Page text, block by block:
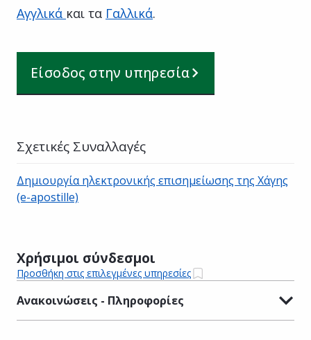
Αγγλικά και τα Γαλλικά.
Είσοδος στην υπηρεσία
Χρήσιμοι σύνδεσμοι
Προσθήκη στις επιλεγμένες υπηρεσίες
Ανακοινώσεις - Πληροφορίες
Σχετικές Συναλλαγές
Δημιουργία ηλεκτρονικής επισημείωσης της Χάγης
(e-apostille)